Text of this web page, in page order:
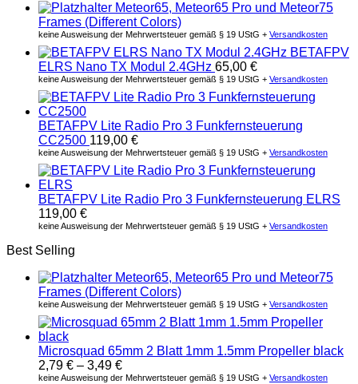
Meteor65, Meteor65 Pro und Meteor75
Frames (Different Colors)
keine Ausweisung der Mehrwertsteuer gemäß § 19 UStG + Versandkosten
BETAFPV
ELRS Nano TX Modul 2.4GHz 65,00 €
keine Ausweisung der Mehrwertsteuer gemäß § 19 UStG + Versandkosten
BETAFPV Lite Radio Pro 3 Funkfernsteuerung
CC2500 119,00 €
keine Ausweisung der Mehrwertsteuer gemäß § 19 UStG + Versandkosten
BETAFPV Lite Radio Pro 3 Funkfernsteuerung ELRS
119,00 €
keine Ausweisung der Mehrwertsteuer gemäß § 19 UStG + Versandkosten
Best Selling
Meteor65, Meteor65 Pro und Meteor75
Frames (Different Colors)
keine Ausweisung der Mehrwertsteuer gemäß § 19 UStG + Versandkosten
Microsquad 65mm 2 Blatt 1mm 1.5mm Propeller black
2,79 € – 3,49 €
keine Ausweisung der Mehrwertsteuer gemäß § 19 UStG + Versandkosten